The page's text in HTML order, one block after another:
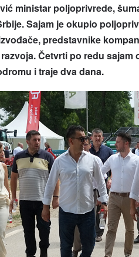
ministar poljoprivrede,
Sajam je okupio
predstavnike
Četvrti po redu sajam
i traje dva dana.